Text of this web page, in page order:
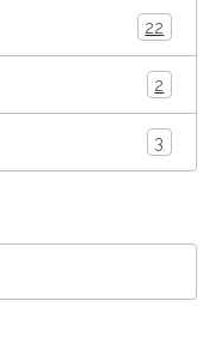
22
2
3